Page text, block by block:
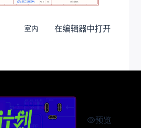
室内 在编辑器中打开
预览